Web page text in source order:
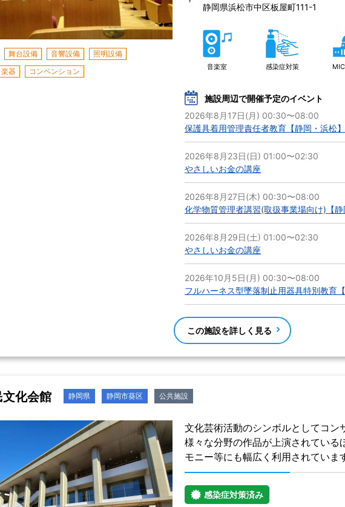
舞台設備 音響設備
照明設備
楽器
コンベンション
静岡県浜松市中区板屋町111-1
音楽室 感染症対策
施設周辺で開催予定のイベント
2026年8月17日(月) 00:30〜08:00
保護具着用管理責任者教育【静岡・浜松】
2026年8月23日(日) 01:00〜02:30
やさしいお金の講座
2026年8月27日(木) 00:30〜08:00
化学物質管理者講習(取扱事業場向け)【静
2026年8月29日(土) 01:00〜02:30
やさしいお金の講座
2026年10月5日(月) 00:30〜08:00
フルハーネス型墜落制止用器具特別教育【
この施設を詳しく見る
化会館 静岡県 静岡市葵区 公共施設
文化芸術活動のシンボルとしてコ
様々な分野の作品が上演されている
モニー等にも幅広く利用されていま
感染症対策済み